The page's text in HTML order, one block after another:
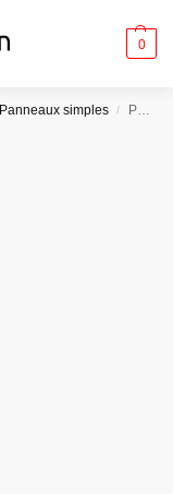
0
Panneaux simples / Panneau Photoluminescent / Phosphorescent / ‘Glow-in-the-dark’. PLE039 – Radeau de survie à déploiement par bossoir